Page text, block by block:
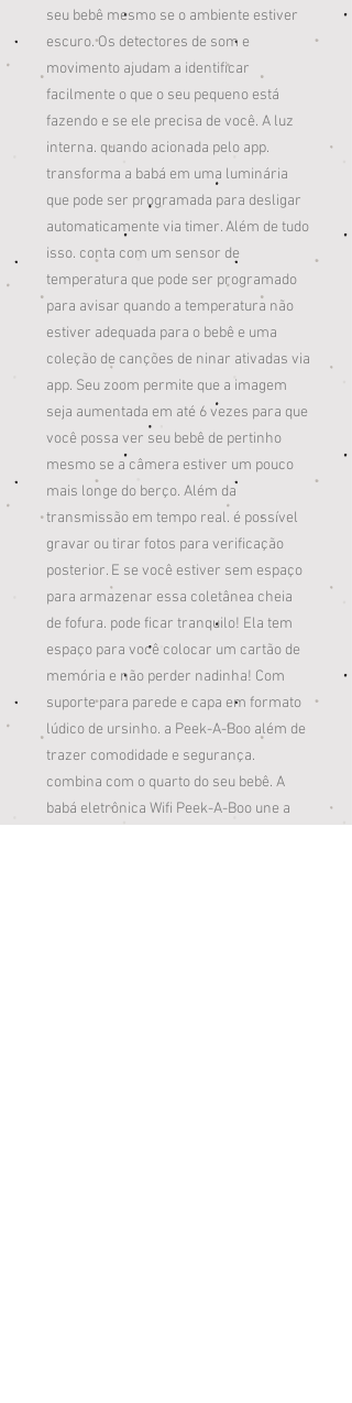
seu bebê mesmo se o ambiente estiver
escuro. Os detectores de som e
movimento ajudam a identificar
facilmente o que o seu pequeno está
fazendo e se ele precisa de você. A luz
interna. quando acionada pelo app.
transforma a babá em uma luminária
que pode ser programada para desligar
automaticamente via timer. Além de tudo
isso. conta com um sensor de
temperatura que pode ser programado
para avisar quando a temperatura não
estiver adequada para o bebê e uma
coleção de canções de ninar ativadas via
app. Seu zoom permite que a imagem
seja aumentada em até 6 vezes para que
você possa ver seu bebê de pertinho
mesmo se a câmera estiver um pouco
mais longe do berço. Além da
transmissão em tempo real. é possível
gravar ou tirar fotos para verificação
posterior. E se você estiver sem espaço
para armazenar essa coletânea cheia
de fofura. pode ficar tranquilo! Ela tem
espaço para você colocar um cartão de
memória e não perder nadinha! Com
suporte para parede e capa em formato
lúdico de ursinho. a Peek-A-Boo além de
trazer comodidade e segurança.
combina com o quarto do seu bebê. A
babá eletrônica Wifi Peek-A-Boo une a